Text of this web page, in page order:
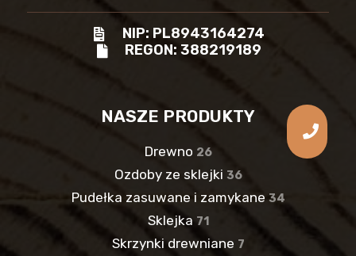
NIP: PL8943164274
REGON: 388219189
NASZE PRODUKTY
Drewno 26
Ozdoby ze sklejki 36
Pudełka zasuwane i zamykane 34
Sklejka 71
Skrzynki drewniane 7